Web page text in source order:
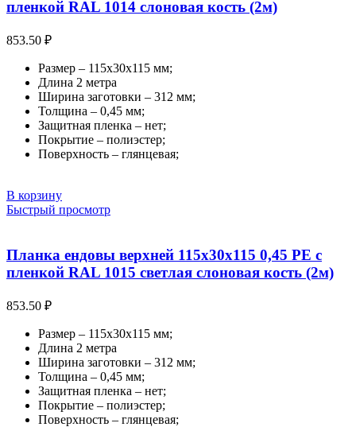
пленкой RAL 1014 слоновая кость (2м)
853.50 ₽
Размер – 115х30х115 мм;
Длина 2 метра
Ширина заготовки – 312 мм;
Толщина – 0,45 мм;
Защитная пленка – нет;
Покрытие – полиэстер;
Поверхность – глянцевая;
В корзину
Быстрый просмотр
Планка ендовы верхней 115х30х115 0,45 PE с
пленкой RAL 1015 светлая слоновая кость (2м)
853.50 ₽
Размер – 115х30х115 мм;
Длина 2 метра
Ширина заготовки – 312 мм;
Толщина – 0,45 мм;
Защитная пленка – нет;
Покрытие – полиэстер;
Поверхность – глянцевая;